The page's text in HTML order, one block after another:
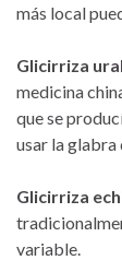
más local
Glicirriza
medicina
que se
usar la
Glicirriza
variable.